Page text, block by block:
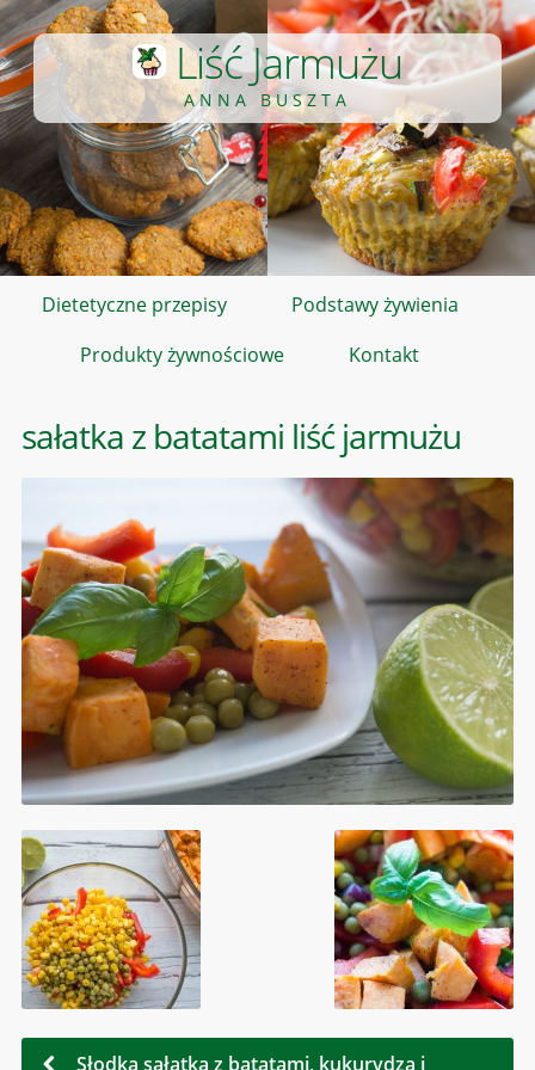
Liść Jarmużu
ANNA BUSZTA
Dietetyczne przepisy
Podstawy żywienia
Produkty żywnościowe
Kontakt
sałatka z batatami liść jarmużu
Słodka sałatka z batatami, kukurydzą i